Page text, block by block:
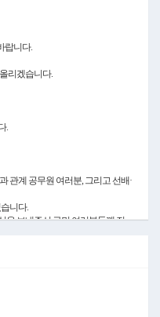
랍니다.
리겠습니다.
.
관계 공무원 여러분, 그리고 선배·
니다.
을 보내주신 구민 여러분들께 진
의를 다하여 주신 의원 여러분과
께도 감사와 격려의 말씀을 드립
작됩니다.